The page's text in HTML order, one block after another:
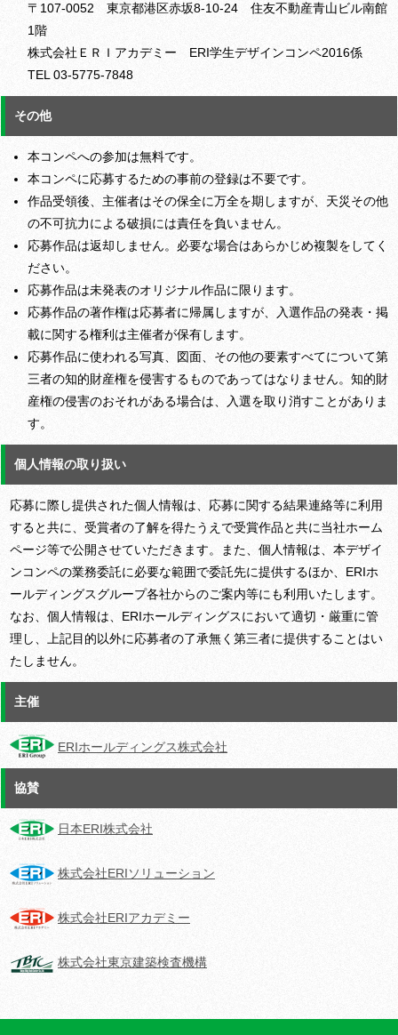
〒107-0052 東京都港区赤坂8-10-24 住友不動産青山ビル南館
1階
株式会社ＥＲＩアカデミー ERI学生デザインコンペ2016係
TEL 03-5775-7848
その他
本コンペへの参加は無料です。
本コンペに応募するための事前の登録は不要です。
作品受領後、主催者はその保全に万全を期しますが、天災その他
の不可抗力による破損には責任を負いません。
応募作品は返却しません。必要な場合はあらかじめ複製をしてく
ださい。
応募作品は未発表のオリジナル作品に限ります。
応募作品の著作権は応募者に帰属しますが、入選作品の発表・掲
載に関する権利は主催者が保有します。
応募作品に使われる写真、図面、その他の要素すべてについて第
三者の知的財産権を侵害するものであってはなりません。知的財
産権の侵害のおそれがある場合は、入選を取り消すことがありま
す。
個人情報の取り扱い
応募に際し提供された個人情報は、応募に関する結果連絡等に利用
すると共に、受賞者の了解を得たうえで受賞作品と共に当社ホーム
ページ等で公開させていただきます。また、個人情報は、本デザイ
ンコンペの業務委託に必要な範囲で委託先に提供するほか、ERIホ
ールディングスグループ各社からのご案内等にも利用いたします。
なお、個人情報は、ERIホールディングスにおいて適切・厳重に管
理し、上記目的以外に応募者の了承無く第三者に提供することはい
たしません。
主催
ERIホールディングス株式会社
協賛
日本ERI株式会社
株式会社ERIソリューション
株式会社ERIアカデミー
株式会社東京建築検査機構